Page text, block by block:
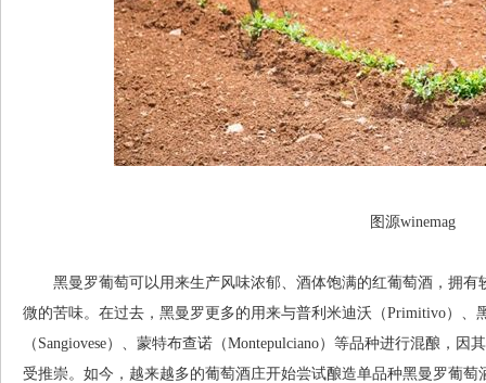
图源winemag
黑曼罗葡萄可以用来生产风味浓郁、酒体饱满的红葡萄酒，拥有
微的苦味。在过去，黑曼罗更多的用来与普利米迪沃（Primitivo）、
（Sangiovese）、蒙特布查诺（Montepulciano）等品种进行混酿，
受推崇。如今，越来越多的葡萄酒庄开始尝试酿造单品种黑曼罗葡萄